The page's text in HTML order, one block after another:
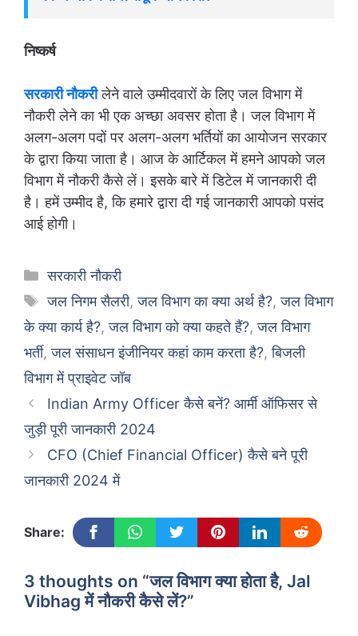
निष्कर्ष
सरकारी नौकरीलेने वाले उम्मीदवारों के लिए जल विभाग में
नौकरी लेने का भी एक अच्छा अवसर होता है। जल विभाग में
अलग-अलग पदों पर अलग-अलग भर्तियों का आयोजन सरकार
के द्वारा किया जाता है। आज के आर्टिकल में हमने आपको जल
विभाग में नौकरी कैसे लें। इसके बारे में डिटेल में जानकारी दी
है। हमें उम्मीद है, कि हमारे द्वारा दी गई जानकारी आपको पसंद
आई होगी।
Categories
सरकारी नौकरी
Tags
जल निगम सैलरी,जल विभाग का क्या अर्थ है?,जल विभाग
के क्या कार्य है?,जल विभाग को क्या कहते हैं?,जल विभाग
भर्ती,जल संसाधन इंजीनियर कहां काम करता है?,बिजली
विभाग में प्राइवेट जॉब
Indian Army Officer कैसे बनें? आर्मी ऑफिसर से
जुड़ी पूरी जानकारी 2024
CFO (Chief Financial Officer) कैसे बने पूरी
जानकारी 2024 में
Share:
3 thoughts on “जल विभाग क्या होता है, Jal
Vibhag में नौकरी कैसे लें?”